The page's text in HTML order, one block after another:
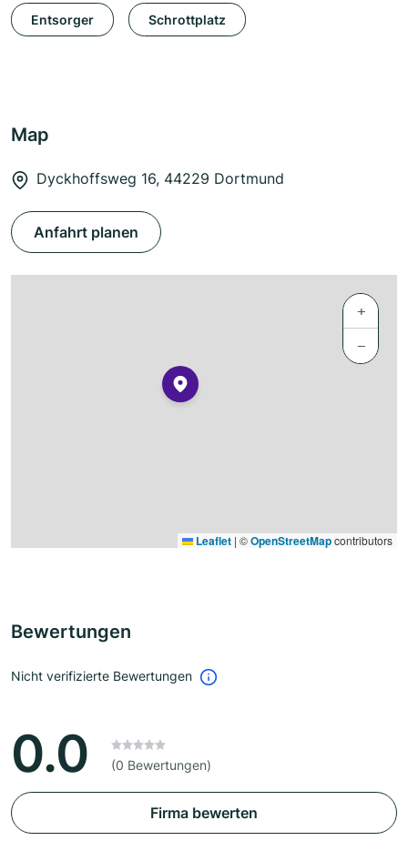
Entsorger Schrottplatz
Map
Dyckhoffsweg 16, 44229 Dortmund
Anfahrt planen
+
−
Leaflet | ©OpenStreetMapcontributors
Bewertungen
Nicht verifizierte Bewertungen
0.0 (0 Bewertungen)
Firma bewerten